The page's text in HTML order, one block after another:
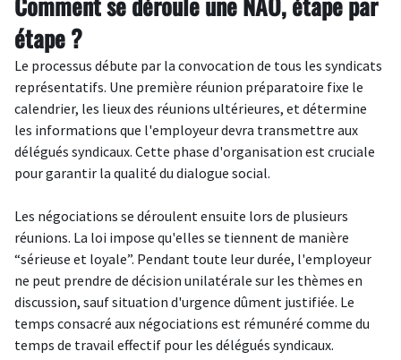
étape ?
Le processus débute par la convocation de tous les syndicats
représentatifs. Une première réunion préparatoire fixe le
calendrier, les lieux des réunions ultérieures, et détermine
les informations que l'employeur devra transmettre aux
délégués syndicaux. Cette phase d'organisation est cruciale
pour garantir la qualité du dialogue social.
Les négociations se déroulent ensuite lors de plusieurs
réunions. La loi impose qu'elles se tiennent de manière
“sérieuse et loyale”. Pendant toute leur durée, l'employeur
ne peut prendre de décision unilatérale sur les thèmes en
discussion, sauf situation d'urgence dûment justifiée. Le
temps consacré aux négociations est rémunéré comme du
temps de travail effectif pour les délégués syndicaux.